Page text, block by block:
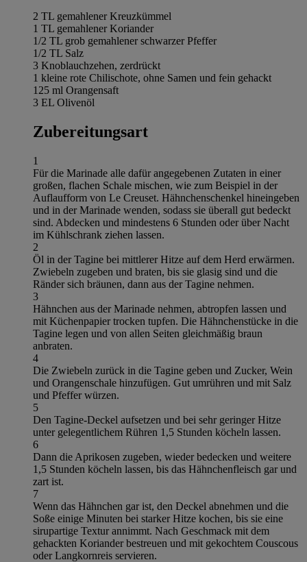
2 TL gemahlener Kreuzkümmel
1 TL gemahlener Koriander
1/2 TL grob gemahlener schwarzer Pfeffer
1/2 TL Salz
3 Knoblauchzehen, zerdrückt
1 kleine rote Chilischote, ohne Samen und fein gehackt
125 ml Orangensaft
3 EL Olivenöl
Zubereitungsart
1
Für die Marinade alle dafür angegebenen Zutaten in einer
großen, flachen Schale mischen, wie zum Beispiel in der
Auflaufform von Le Creuset. Hähnchenschenkel hineingeben
und in der Marinade wenden, sodass sie überall gut bedeckt
sind. Abdecken und mindestens 6 Stunden oder über Nacht
im Kühlschrank ziehen lassen.
2
Öl in der Tagine bei mittlerer Hitze auf dem Herd erwärmen.
Zwiebeln zugeben und braten, bis sie glasig sind und die
Ränder sich bräunen, dann aus der Tagine nehmen.
3
Hähnchen aus der Marinade nehmen, abtropfen lassen und
mit Küchenpapier trocken tupfen. Die Hähnchenstücke in die
Tagine legen und von allen Seiten gleichmäßig braun
anbraten.
4
Die Zwiebeln zurück in die Tagine geben und Zucker, Wein
und Orangenschale hinzufügen. Gut umrühren und mit Salz
und Pfeffer würzen.
5
Den Tagine-Deckel aufsetzen und bei sehr geringer Hitze
unter gelegentlichem Rühren 1,5 Stunden köcheln lassen.
6
Dann die Aprikosen zugeben, wieder bedecken und weitere
1,5 Stunden köcheln lassen, bis das Hähnchenfleisch gar und
zart ist.
7
Wenn das Hähnchen gar ist, den Deckel abnehmen und die
Soße einige Minuten bei starker Hitze kochen, bis sie eine
sirupartige Textur annimmt. Nach Geschmack mit dem
gehackten Koriander bestreuen und mit gekochtem Couscous
oder Langkornreis servieren.